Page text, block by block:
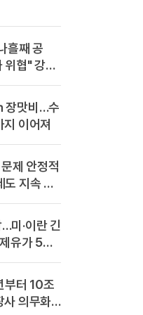
흘째 공
협" 강력
맛비…수
이어져
제 안정적
지속 협
미·이란 긴
유가 5%
터 10조
사 의무화…